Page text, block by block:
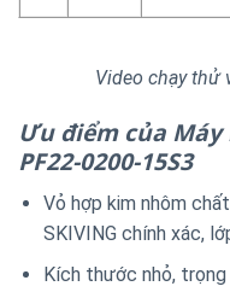
Video chạy thử
Ưu điểm của Máy
PF22-0200-15S3
Vỏ hợp kim nhôm
SKIVING chính xác,
Kích thước nhỏ,